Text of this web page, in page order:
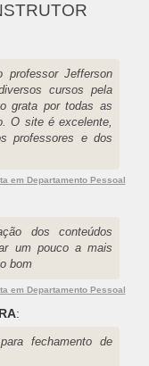
Jefferson
cursos pela
grata por todas as
O site é excelente,
professores e dos
em Departamento Pessoal
dos conteúdos
um pouco a mais
bom
em Departamento Pessoal
:
fechamento de